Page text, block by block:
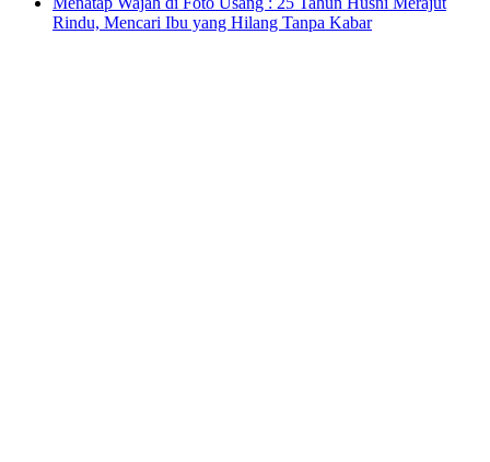
Rindu, Mencari Ibu yang Hilang Tanpa Kabar